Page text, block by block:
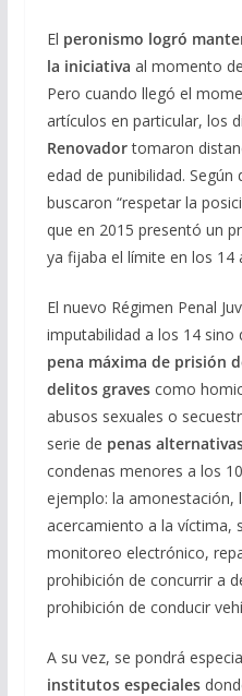
El peronismo logró
la iniciativa al momento
Pero cuando llegó el
artículos en particular, los
Renovadortomaron
edad de punibilidad.
buscaron “respetar la
que en 2015 presentó un
ya fijaba el límite en los 14
El nuevo Régimen Penal
imputabilidad a los 14 sino
pena máxima de prisión
delitos graves como
abusos sexuales o
serie de penas
condenas menores a los
ejemplo: la amonestación,
acercamiento a la víctima,
monitoreo electrónico,
prohibición de concurrir a
prohibición de conducir
A su vez, se pondrá
institutos especiales